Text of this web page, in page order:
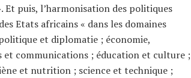
Et puis, l’harmonisation des politiques
Etats africains « dans les domaines
et diplomatie ; économie,
communications ; éducation et culture ;
et nutrition ; science et technique ;